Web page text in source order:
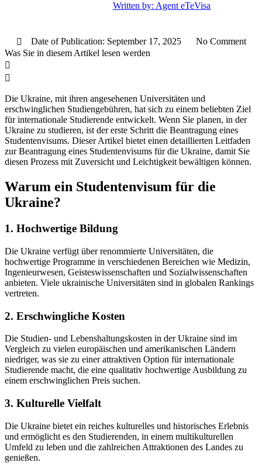
Written by: Agent eTeVisa
Date of Publication: September 17, 2025
No Comment
Was Sie in diesem Artikel lesen werden
Die Ukraine, mit ihren angesehenen Universitäten und
erschwinglichen Studiengebühren, hat sich zu einem beliebten Ziel
für internationale Studierende entwickelt. Wenn Sie planen, in der
Ukraine zu studieren, ist der erste Schritt die Beantragung eines
Studentenvisums. Dieser Artikel bietet einen detaillierten Leitfaden
zur Beantragung eines Studentenvisums für die Ukraine, damit Sie
diesen Prozess mit Zuversicht und Leichtigkeit bewältigen können.
Warum ein Studentenvisum für die
Ukraine?
1. Hochwertige Bildung
Die Ukraine verfügt über renommierte Universitäten, die
hochwertige Programme in verschiedenen Bereichen wie Medizin,
Ingenieurwesen, Geisteswissenschaften und Sozialwissenschaften
anbieten. Viele ukrainische Universitäten sind in globalen Rankings
vertreten.
2. Erschwingliche Kosten
Die Studien- und Lebenshaltungskosten in der Ukraine sind im
Vergleich zu vielen europäischen und amerikanischen Ländern
niedriger, was sie zu einer attraktiven Option für internationale
Studierende macht, die eine qualitativ hochwertige Ausbildung zu
einem erschwinglichen Preis suchen.
3. Kulturelle Vielfalt
Die Ukraine bietet ein reiches kulturelles und historisches Erlebnis
und ermöglicht es den Studierenden, in einem multikulturellen
Umfeld zu leben und die zahlreichen Attraktionen des Landes zu
genießen.